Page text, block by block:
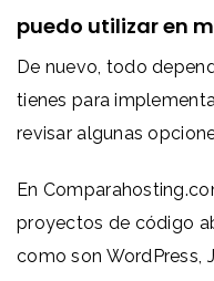
puedo utilizar en
De nuevo, todo
tienes para
revisar algunas
En
proyectos de código
como son WordPress,